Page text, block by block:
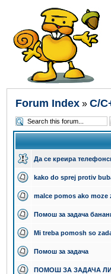
Forum Index » C/
Да се креира
kako do sprej protiv
malce pomos ako moze
Помош за задача
Mi treba pomosh so
Помош за задача
ПОМОШ ЗА ЗАДАЧА